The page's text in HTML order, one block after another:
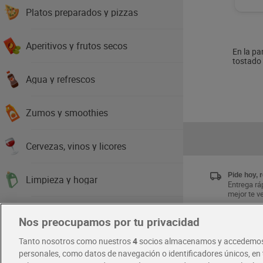
Platos preparados y pizzas
Aperitivos y frutos secos
Agua y refrescos
Zumos y smoothies
Cervezas, vinos y licores
Limpieza y hogar
Cabello y perfumería
En la
tostado
Pide hoy,
Entrega
mejor te
Disfruta
Nos preocupamos por tu privacidad
Tanto nosotros como nuestros4socios almacenamos y
personales, como datos de navegación o identificadores únicos,